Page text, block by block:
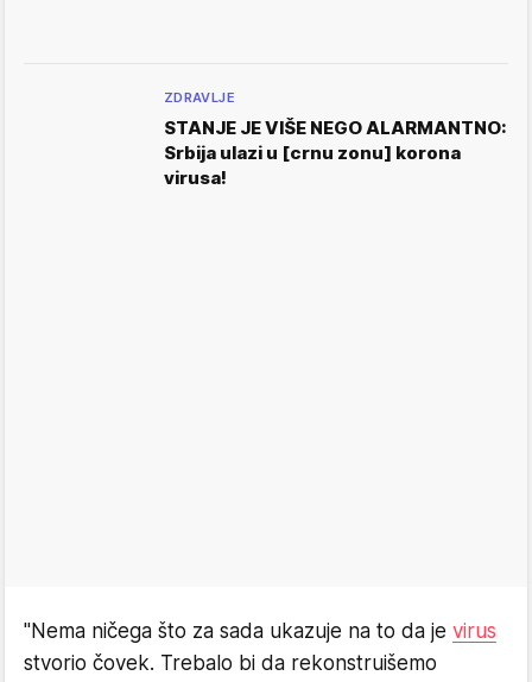
ZDRAVLJE
STANJE JE VIŠE NEGO ALARMANTNO:
Srbija ulazi u [crnu zonu] korona
virusa!
"Nema ničega što za sada ukazuje na to da je virus
stvorio čovek. Trebalo bi da rekonstruišemo